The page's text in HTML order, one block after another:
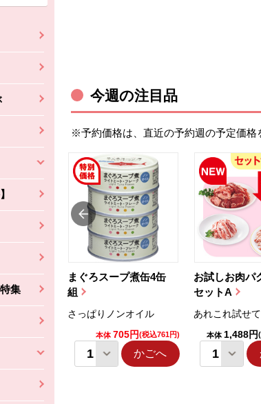
集
今週の注目品
※予約価格は、直近の予約週の予定価格
まぐろスープ煮缶4缶
組
さっぱりノンオイル
本体 705円(税込761円)
かごへ
お試しお肉パ
セットA
あれこれ試せ
本体 1,488円
(税込2,333円)
かごへ